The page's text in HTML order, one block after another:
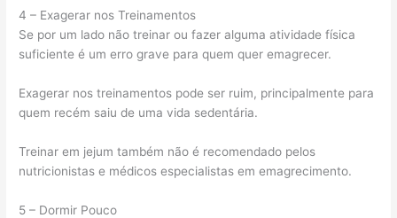
4 – Exagerar nos Treinamentos
Se por um lado não treinar ou fazer alguma atividade física
suficiente é um erro grave para quem quer emagrecer.
Exagerar nos treinamentos pode ser ruim, principalmente para
quem recém saiu de uma vida sedentária.
Treinar em jejum também não é recomendado pelos
nutricionistas e médicos especialistas em emagrecimento.
5 – Dormir Pouco